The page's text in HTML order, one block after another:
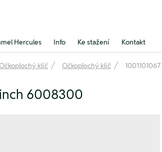
Hercules Info Ke stažení Kontakt
klíč Očkoplochý klíč 1001101067
6008300